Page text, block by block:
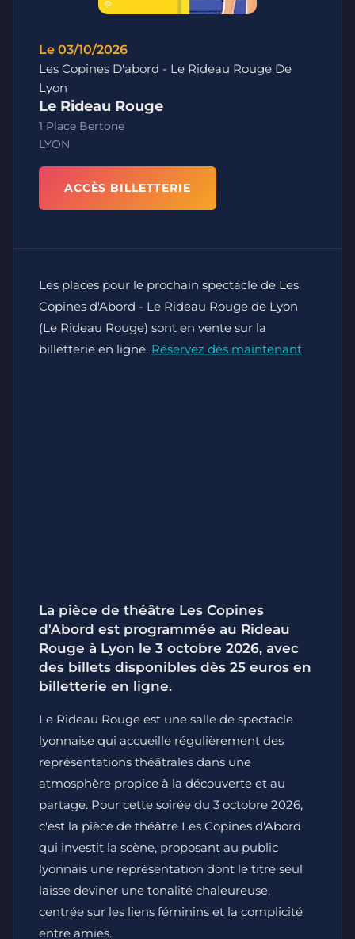
Le 03/10/2026
Les Copines D'abord - Le Rideau Rouge De
Lyon
Le Rideau Rouge
1 Place Bertone
LYON
ACCÈS BILLETTERIE
Les places pour le prochain spectacle de Les
Copines d'Abord - Le Rideau Rouge de Lyon
(Le Rideau Rouge) sont en vente sur la
billetterie en ligne. Réservez dès maintenant.
La pièce de théâtre Les Copines
d'Abord est programmée au Rideau
Rouge à Lyon le 3 octobre 2026, avec
des billets disponibles dès 25 euros en
billetterie en ligne.
Le Rideau Rouge est une salle de spectacle
lyonnaise qui accueille régulièrement des
représentations théâtrales dans une
atmosphère propice à la découverte et au
partage. Pour cette soirée du 3 octobre 2026,
c'est la pièce de théâtre Les Copines d'Abord
qui investit la scène, proposant au public
lyonnais une représentation dont le titre seul
laisse deviner une tonalité chaleureuse,
centrée sur les liens féminins et la complicité
entre amies.